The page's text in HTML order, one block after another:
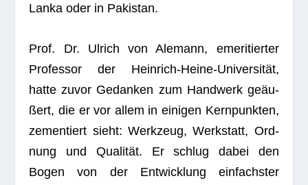
Lanka oder in Pakistan.
Prof. Dr. Ulrich von Ale­mann, eme­ri­tier­ter
Pro­fes­sor der Hein­rich-Heine-Uni­ver­si­tät,
hatte zuvor Gedan­ken zum Hand­werk geäu­
ßert, die er vor allem in eini­gen Kern­punk­ten,
zemen­tiert sieht: Werk­zeug, Werk­statt, Ord­
nung und Qua­li­tät. Er schlug dabei den
Bogen von der Ent­wick­lung ein­fachs­ter